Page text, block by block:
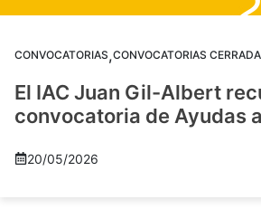
CONVOCATORIAS,CONVOCATORIAS
El IAC Juan Gil-Albert
convocatoria de Ayudas
20/05/2026